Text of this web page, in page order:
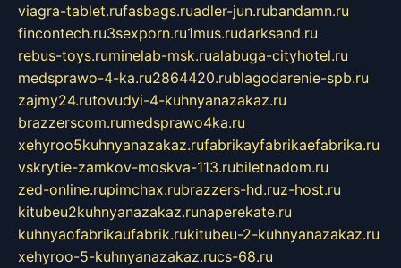
viagra-tablet.rufasbags.ruadler-jun.rubandamn.ru
fincontech.ru3sexporn.ru1mus.rudarksand.ru
rebus-toys.ruminelab-msk.rualabuga-cityhotel.ru
medsprawo-4-ka.ru2864420.rublagodarenie-spb.ru
zajmy24.rutovudyi-4-kuhnyanazakaz.ru
brazzerscom.rumedsprawo4ka.ru
xehyroo5kuhnyanazakaz.rufabrikayfabrikaefabrika.ru
vskrytie-zamkov-moskva-113.rubiletnadom.ru
zed-online.rupimchax.rubrazzers-hd.ruz-host.ru
kitubeu2kuhnyanazakaz.runaperekate.ru
kuhnyaofabrikaufabrik.rukitubeu-2-kuhnyanazakaz.ru
xehyroo-5-kuhnyanazakaz.rucs-68.ru